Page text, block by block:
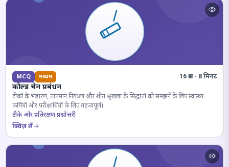
MCQ मध्यम 16 प्रश्न · 8 मिनट
कोल्ड चेन प्रबंधन
टीकों के भंडारण, तापमान नियंत्रण और शीत श्रृंखला के सिद्धांतों को समझने के लिए स्वास्थ्य
कर्मियों और परीक्षार्थियों के लिए महत्वपूर्ण।
टीके और प्रतिरक्षण प्रश्नोत्तरी
क्विज़ लें